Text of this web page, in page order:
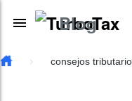
Skip to main content
Toggle Navigation
Blog
consejos